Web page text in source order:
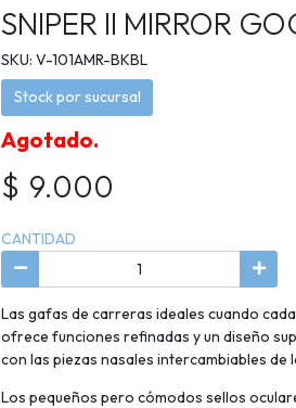
SNIPER II MIRROR
SKU: V-101AMR-BKBL
Stock por sucursal
Agotado.
$ 9.000
CANTIDAD
Las gafas de carreras ideales cuando
ofrece funciones refinadas y un diseño
con las piezas nasales intercambiables de
Los pequeños pero cómodos sellos